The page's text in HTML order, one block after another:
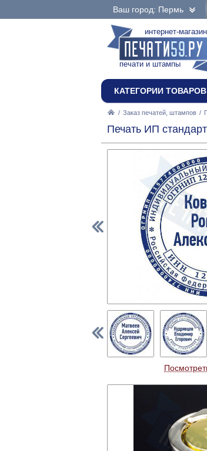
Ваш город: Пермь
интернет-магазин
печати и штампы
КАТЕГОРИИ ТОВАРОВ
/ Заказ печатей, штампов /
Печать ИП